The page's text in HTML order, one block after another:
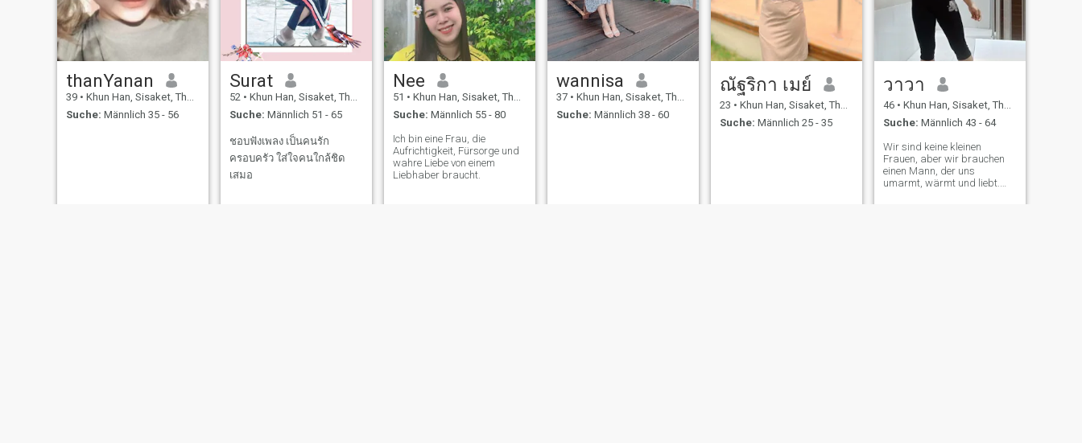
thanYanan
39 • Khun Han, Sisaket, Thailand
Suche: Männlich 35 - 56
Surat
52 • Khun Han, Sisaket, Thailand
Suche: Männlich 51 - 65
ชอบฟังเพลง เป็นคนรัก
ครอบครัว ใส่ใจคนใกล้ชิด
เสมอ
Nee
51 • Khun Han, Sisaket, Thailand
Suche: Männlich 55 - 80
Ich bin eine Frau, die
Aufrichtigkeit, Fürsorge und
wahre Liebe von einem
Liebhaber braucht.
wannisa
37 • Khun Han, Sisaket, Thailand
Suche: Männlich 38 - 60
ณัฐริกา เมย์
23 • Khun Han, Sisaket, Thailand
Suche: Männlich 25 - 35
วาวา
46 • Khun Han, Sisaket, Thailand
Suche: Männlich 43 - 64
Wir sind keine kleinen
Frauen, aber wir brauchen
einen Mann, der uns
umarmt, wärmt und liebt.